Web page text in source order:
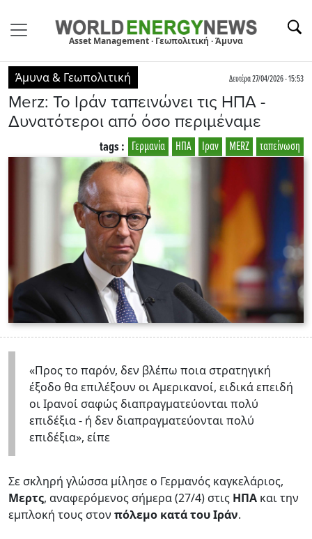
Asset Management · Γεωπολιτική · Άμυνα
Άμυνα & Γεωπολιτική Δευτέρα 27/04/2026 - 15:53
Μerz: Το Ιράν ταπεινώνει τις ΗΠΑ -
Δυνατότεροι από όσο περιμέναμε
ταπείνωση
MERZ
Ιραν
ΗΠΑ
Γερμανία
tags :
«Προς το παρόν, δεν βλέπω ποια στρατηγική
έξοδο θα επιλέξουν οι Αμερικανοί, ειδικά επειδή
οι Ιρανοί σαφώς διαπραγματεύονται πολύ
επιδέξια - ή δεν διαπραγματεύονται πολύ
επιδέξια», είπε
Σε σκληρή γλώσσα μίλησε ο Γερμανός καγκελάριος,
Μερτς, αναφερόμενος σήμερα (27/4) στις ΗΠΑ και την
εμπλοκή τους στον πόλεμο κατά του Ιράν.